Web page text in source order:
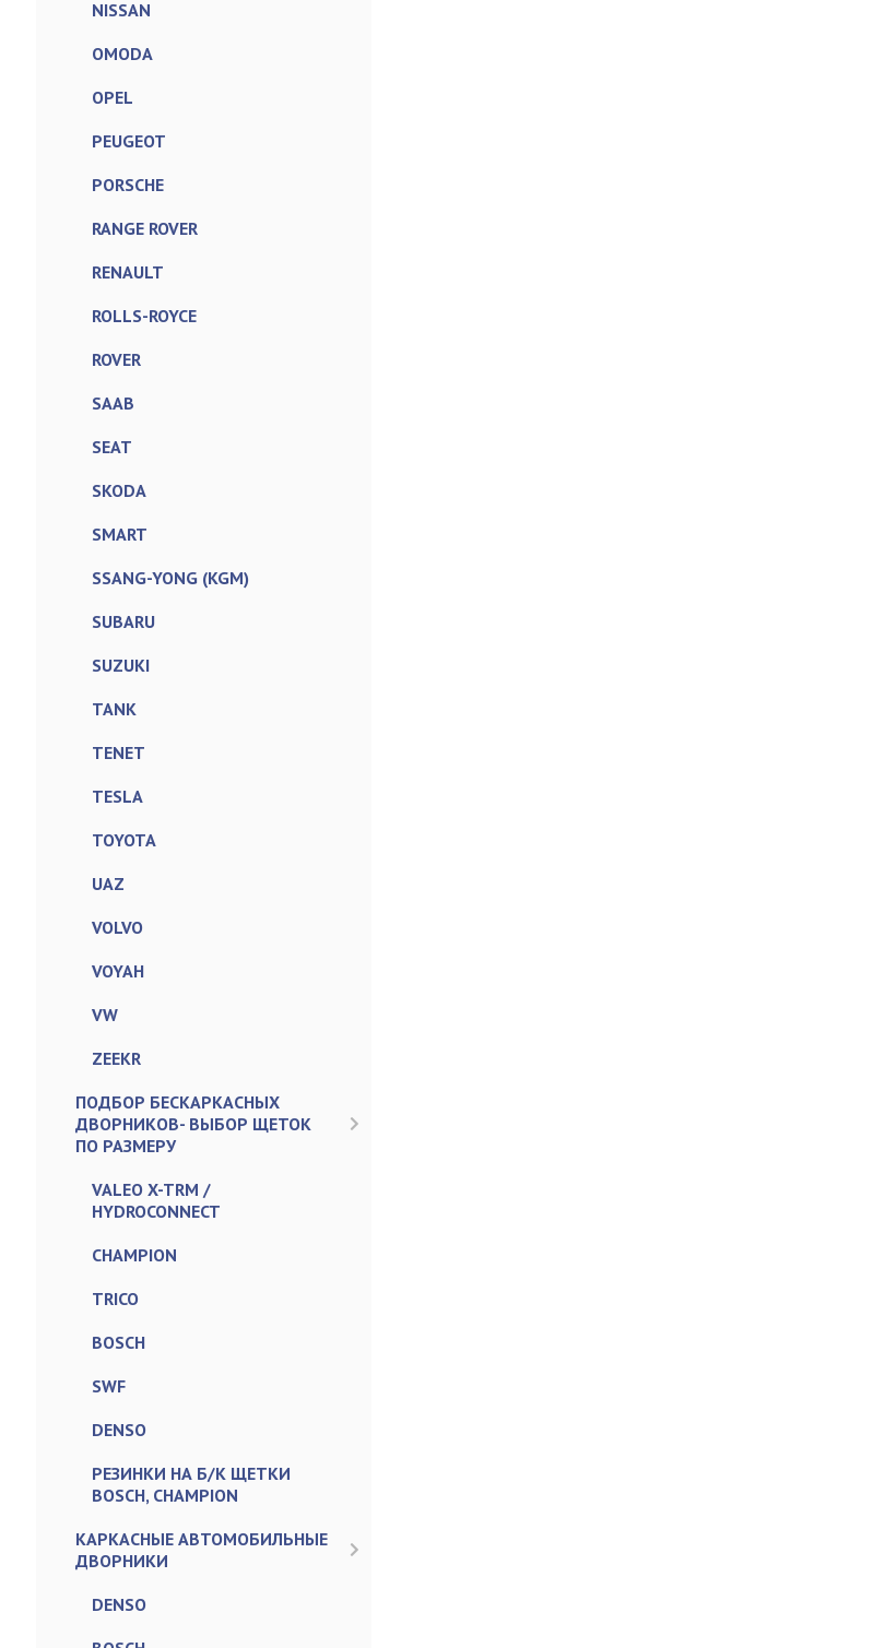
NISSAN
OMODA
OPEL
PEUGEOT
PORSCHE
RANGE ROVER
RENAULT
ROLLS-ROYCE
ROVER
SAAB
SEAT
SKODA
SMART
SSANG-YONG (KGM)
SUBARU
SUZUKI
TANK
TENET
TESLA
TOYOTA
UAZ
VOLVO
VOYAH
VW
ZEEKR
ПОДБОР БЕСКАРКАСНЫХ
ДВОРНИКОВ- ВЫБОР ЩЕТОК
ПО РАЗМЕРУ
VALEO X-TRM /
HYDROCONNECT
CHAMPION
TRICO
BOSCH
SWF
DENSO
РЕЗИНКИ НА Б/К ЩЕТКИ
BOSCH, CHAMPION
КАРКАСНЫЕ АВТОМОБИЛЬНЫЕ
ДВОРНИКИ
DENSO